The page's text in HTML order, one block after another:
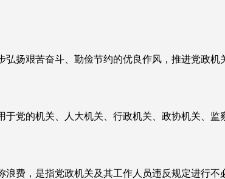
弘扬艰苦奋斗、勤俭节约的优良作风，推进党政
于党的机关、人大机关、行政机关、政协机关、
浪费，是指党政机关及其工作人员违反规定进行